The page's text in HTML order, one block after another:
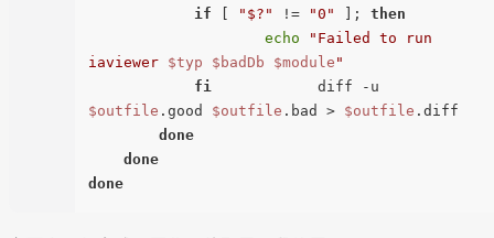
if
"$?" != "0" ]; then
echo
"Failed to run
iaviewer $typ $badDb $module "
fi
$outfile .good $outfile .bad > $outfile .diff
done
done
done